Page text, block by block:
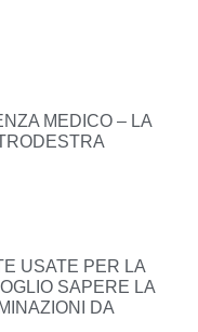
MEDICO – LA
USATE PER LA
SAPERE LA
DA